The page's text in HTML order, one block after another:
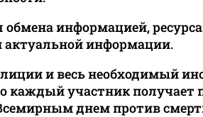
информацией,
актуальной информации.
и весь необходимый
каждый участник получает
днем против